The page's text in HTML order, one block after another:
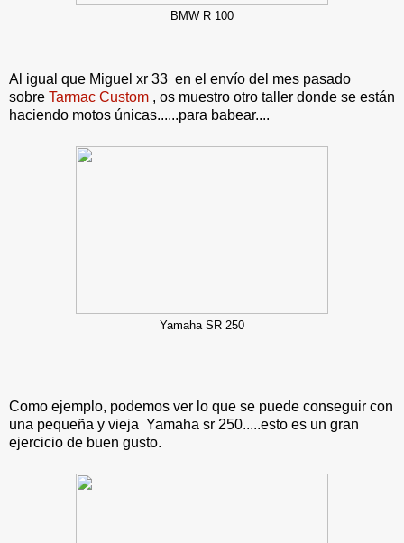
BMW R 100
Al igual que Miguel xr 33 en el envío del mes pasado
sobre Tarmac Custom , os muestro otro taller donde se están
haciendo motos únicas......para babear....
Yamaha SR 250
Como ejemplo, podemos ver lo que se puede conseguir con
una pequeña y vieja Yamaha sr 250.....esto es un gran
ejercicio de buen gusto.